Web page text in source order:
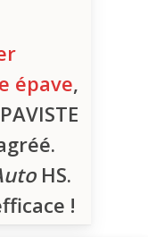
épave,
HS.
!